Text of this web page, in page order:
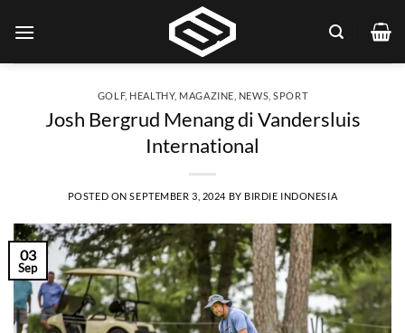
GOLF, HEALTHY, MAGAZINE NEWS ,SPORT
Josh Bergrud Menang di Vandersluis
International
POSTED ONSEPTEMBER 3, 2024 BY BIRDIE INDONESIA
03
Sep